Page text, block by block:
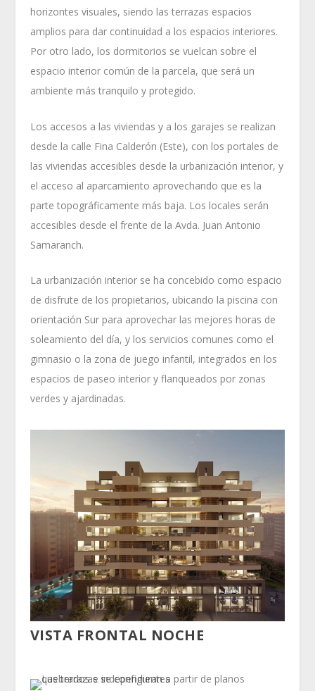
horizontes visuales, siendo las terrazas espacios
amplios para dar continuidad a los espacios interiores.
Por otro lado, los dormitorios se vuelcan sobre el
espacio interior común de la parcela, que será un
ambiente más tranquilo y protegido.
Los accesos a las viviendas y a los garajes se realizan
desde la calle Fina Calderón (Este), con los portales de
las viviendas accesibles desde la urbanización interior, y
el acceso al aparcamiento aprovechando que es la
parte topográficamente más baja. Los locales serán
accesibles desde el frente de la Avda. Juan Antonio
Samaranch.
La urbanización interior se ha concebido como espacio
de disfrute de los propietarios, ubicando la piscina con
orientación Sur para aprovechar las mejores horas de
soleamiento del día, y los servicios comunes como el
gimnasio o la zona de juego infantil, integrados en los
espacios de paseo interior y flanqueados por zonas
verdes y ajardinadas.
VISTA FRONTAL NOCHE